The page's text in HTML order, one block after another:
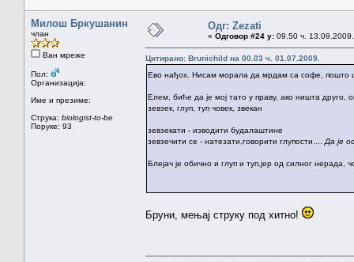
Милош Бркушанин
члан
Ван мреже
Пол:
Организација:
Име и презиме:
Струка: biologist-to-be
Поруке: 93
Одг: Zezati
« Одговор #24 у: 09.50 ч.
Цитирано: Brunichild на 00.03 ч. 01.07.2009.
Ево нађох. Нисам морала да мрдам са софе, пошто
Елем, биће да је мој тато у праву, ако ништа друго,
зевзек, глуп, туп човек, звекан
зевзекати - изводити будалаштине
зевзечити се - натезати,говорити глупости.... Да је
Блејач је обично и глуп и туп,јер од силног нерада,
Бруни, мењај струку под хитно!